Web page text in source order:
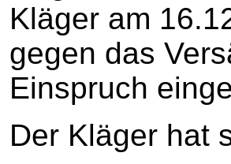
Kläger am
gegen das
Einspruch
Der Kläger hat